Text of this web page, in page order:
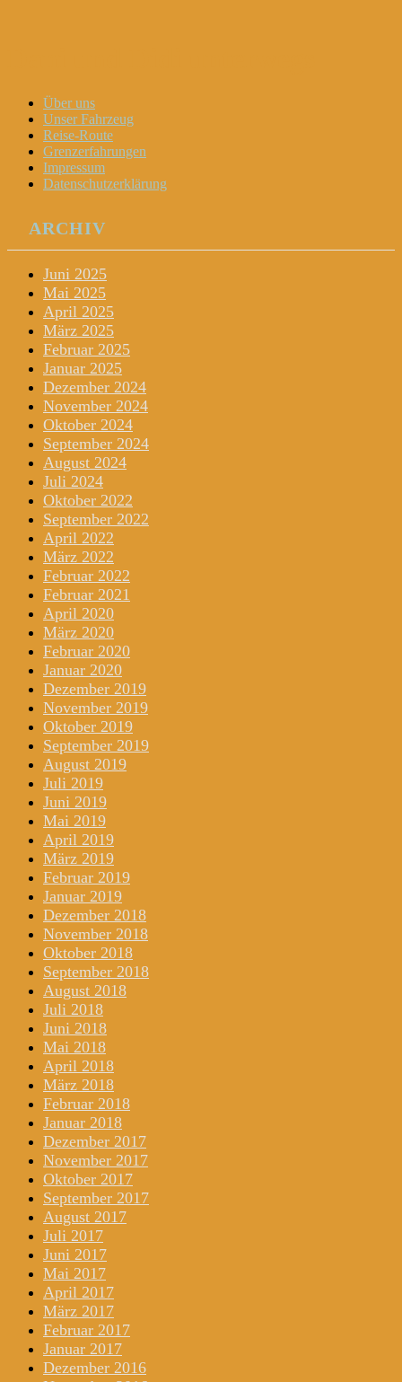
Menu
Widgets
Search
Skip
content
Über uns
Unser Fahrzeug
Reise-Route
Grenzerfahrungen
Impressum
Datenschutzerklärung
ARCHIV
Juni 2025
Mai 2025
April 2025
März 2025
Februar 2025
Januar 2025
Dezember 2024
November 2024
Oktober 2024
September 2024
August 2024
Juli 2024
Oktober 2022
September 2022
April 2022
März 2022
Februar 2022
Februar 2021
April 2020
März 2020
Februar 2020
Januar 2020
Dezember 2019
November 2019
Oktober 2019
September 2019
August 2019
Juli 2019
Juni 2019
Mai 2019
April 2019
März 2019
Februar 2019
Januar 2019
Dezember 2018
November 2018
Oktober 2018
September 2018
August 2018
Juli 2018
Juni 2018
Mai 2018
April 2018
März 2018
Februar 2018
Januar 2018
Dezember 2017
November 2017
Oktober 2017
September 2017
August 2017
Juli 2017
Juni 2017
Mai 2017
April 2017
März 2017
Februar 2017
Januar 2017
Dezember 2016